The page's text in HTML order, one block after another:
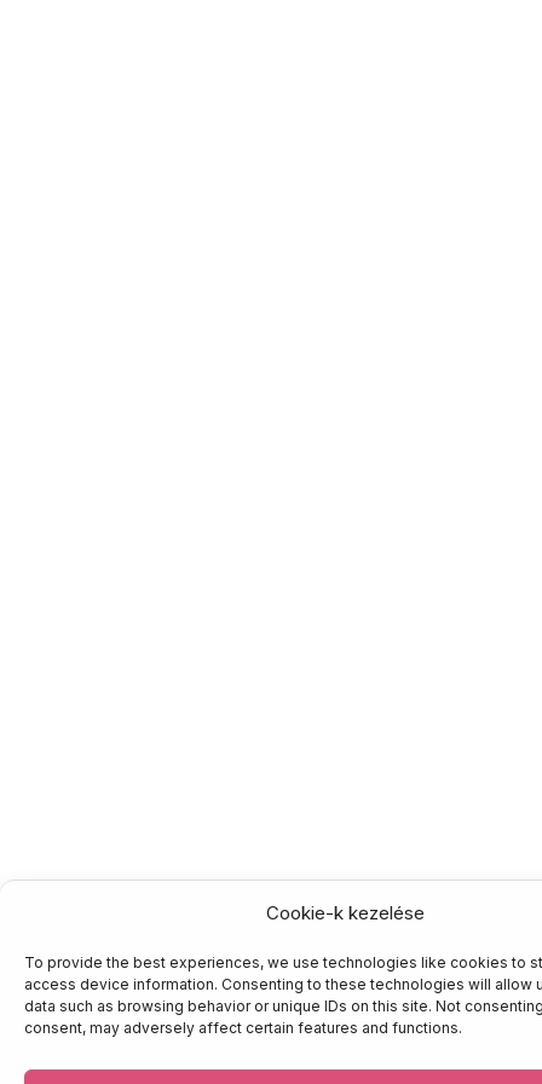
Cookie-k kezelése
device information. Consenting to these technologies will allow us to